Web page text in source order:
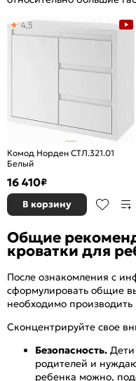
Комод Норден СТЛ.321.01
Белый
4,5
16 410₽
В корзину
Общие
кроватки для
После ознакомления с
сформулировать общие
необходимо
Сконцентрируйте свое
Безопасность. Дети
родителей и
ребенка можно,